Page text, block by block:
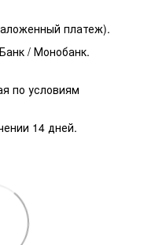
платеж).
/ Монобанк.
по условиям
14 дней.